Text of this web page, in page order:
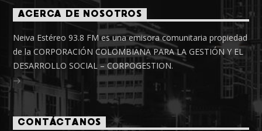
ACERCA DE NOSOTROS
Neiva Estéreo 93.8 FM es una emisora comunitaria propiedad
de la CORPORACIÓN COLOMBIANA PARA LA GESTIÓN Y EL
DESARROLLO SOCIAL – CORPOGESTION.
CONTÁCTANOS